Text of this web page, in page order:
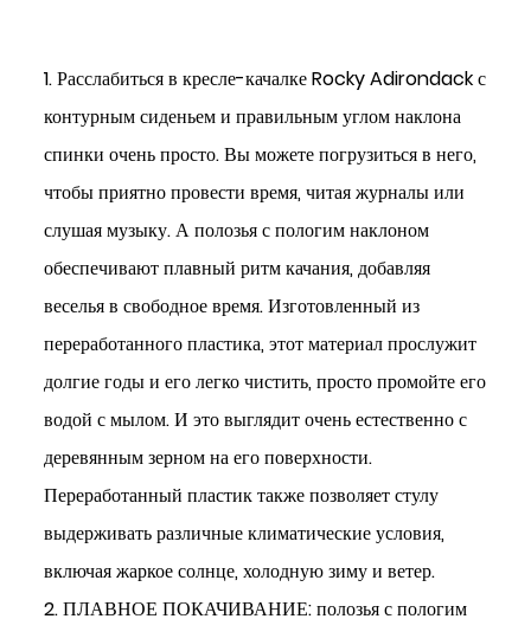
1. Расслабиться в кресле-качалке Rocky Adirondack с
контурным сиденьем и правильным углом наклона
спинки очень просто. Вы можете погрузиться в него,
чтобы приятно провести время, читая журналы или
слушая музыку. А полозья с пологим наклоном
обеспечивают плавный ритм качания, добавляя
веселья в свободное время. Изготовленный из
переработанного пластика, этот материал прослужит
долгие годы и его легко чистить, просто промойте его
водой с мылом. И это выглядит очень естественно с
деревянным зерном на его поверхности.
Переработанный пластик также позволяет стулу
выдерживать различные климатические условия,
включая жаркое солнце, холодную зиму и ветер.
2. ПЛАВНОЕ ПОКАЧИВАНИЕ: полозья с пологим